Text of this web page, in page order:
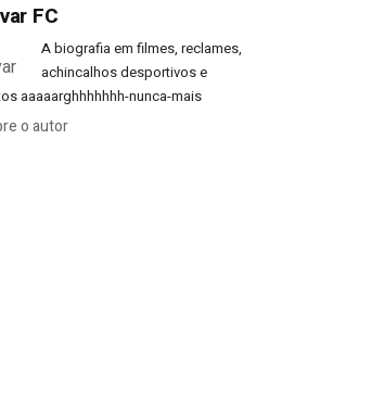
a titular?
FC
A biografia em filmes, reclames,
achincalhos desportivos e
aaaaarghhhhhhh-nunca-mais
o autor